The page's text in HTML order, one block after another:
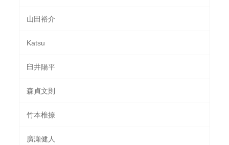
山田裕介
Katsu
臼井陽平
森貞文則
竹本椎捺
廣瀬健人